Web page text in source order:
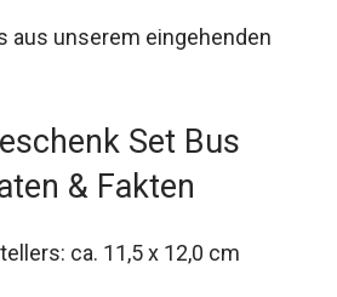
aus unserem eingehenden
Set Bus
& Fakten
ca. 11,5 x 12,0 cm